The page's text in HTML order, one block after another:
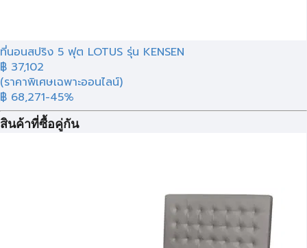
ที่นอนสปริง 5 ฟุต LOTUS รุ่น KENSEN
฿ 37,102
(ราคาพิเศษเฉพาะออนไลน์)
฿ 68,271-45%
สินค้าที่ซื้อคู่กัน